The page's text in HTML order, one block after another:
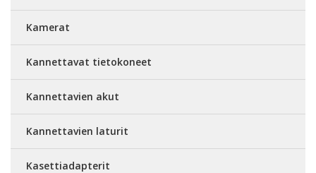
Kamerat
Kannettavat tietokoneet
Kannettavien akut
Kannettavien laturit
Kasettiadapterit